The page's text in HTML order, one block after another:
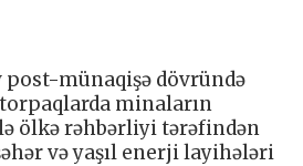
post-münaqişə dövründə
minaların
ölkə rəhbərliyi tərəfindən
və yaşıl enerji layihələri